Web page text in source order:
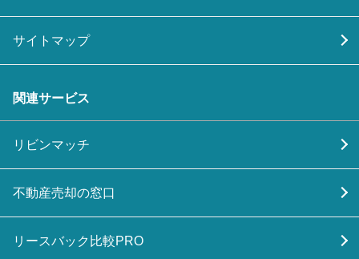
サイトマップ
関連サービス
リビンマッチ
不動産売却の窓口
リースバック比較PRO